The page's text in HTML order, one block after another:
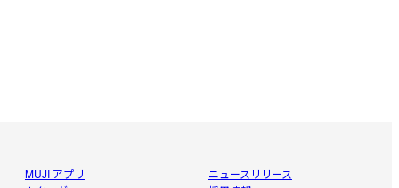
MUJI アプリ
ニュースリリース